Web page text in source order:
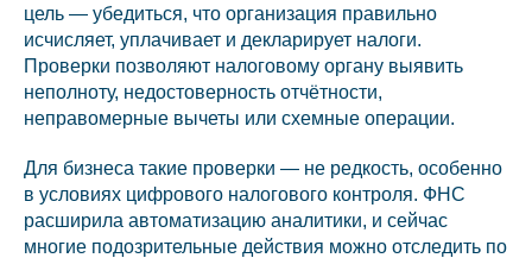
цель — убедиться, что организация правильно
исчисляет, уплачивает и декларирует налоги.
Проверки позволяют налоговому органу выявить
неполноту, недостоверность отчётности,
неправомерные вычеты или схемные операции.
Для бизнеса такие проверки — не редкость, особенно
в условиях цифрового налогового контроля. ФНС
расширила автоматизацию аналитики, и сейчас
многие подозрительные действия можно отследить по